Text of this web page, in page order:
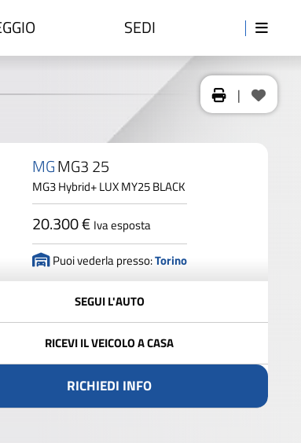
SEDI
|
MGMG3 25
MG3 Hybrid+ LUX MY25 BLACK
20.300 € Iva esposta
Puoi vederla presso:Torino
SEGUI L'AUTO
RICEVI IL VEICOLO A CASA
RICHIEDI INFO